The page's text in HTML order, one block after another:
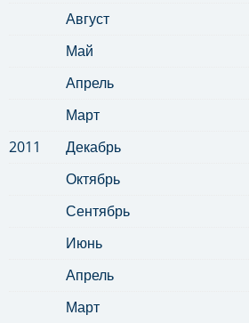
Август
Май
Апрель
Март
2011
Декабрь
Октябрь
Сентябрь
Июнь
Апрель
Март